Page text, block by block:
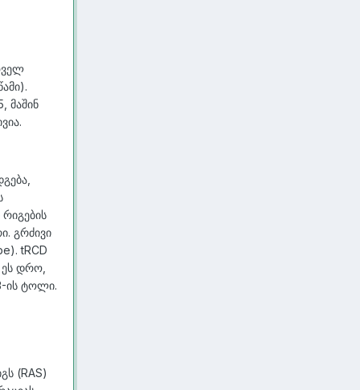
მაშინ
რიგების
გრძივი
tRCD
ეს დრო,
ის ტოლი.
(RAS)